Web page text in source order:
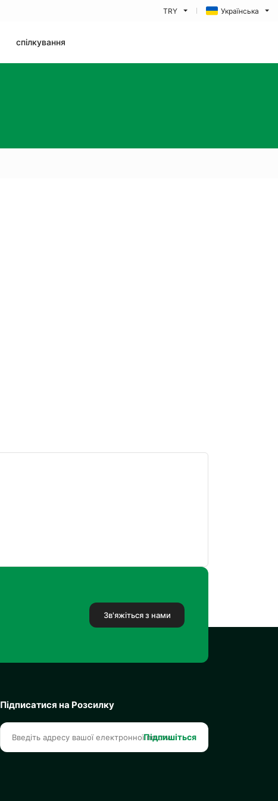
TRY Українська
спілкування
Зв'яжіться з нами
Підписатися на Розсилку
Підпишіться